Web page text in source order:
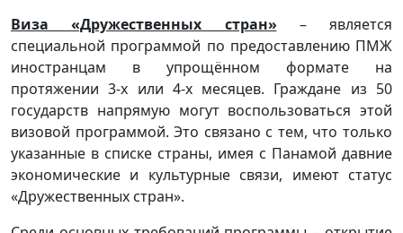
Виза «Дружественных стран» – является
специальной программой по предоставлению ПМЖ
иностранцам в упрощённом формате на
протяжении 3-х или 4-х месяцев. Граждане из 50
государств напрямую могут воспользоваться этой
визовой программой. Это связано с тем, что только
указанные в списке страны, имея с Панамой давние
экономические и культурные связи, имеют статус
«Дружественных стран».